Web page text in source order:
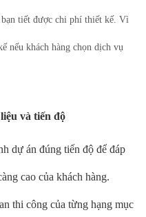
tiết được chi phí thiết kế. Vì
nếu khách hàng chọn dịch vụ
và tiến độ
dự án đúng tiến độ để đáp
cao của khách hàng.
thi công của từng hạng mục